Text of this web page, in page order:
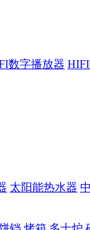
数字播放器
太阳能热水器